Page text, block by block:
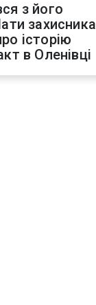
з його
захисника
історію
в Оленівці